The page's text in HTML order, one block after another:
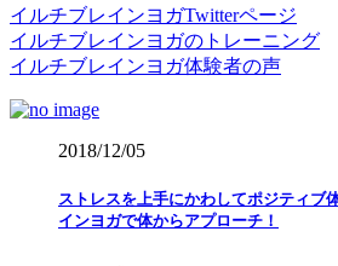
イルチブレインヨガTwitterページ
イルチブレインヨガのトレーニング
イルチブレインヨガ体験者の声
2018/12/05
ストレスを上手にかわしてポジティブ
インヨガで体からアプローチ！